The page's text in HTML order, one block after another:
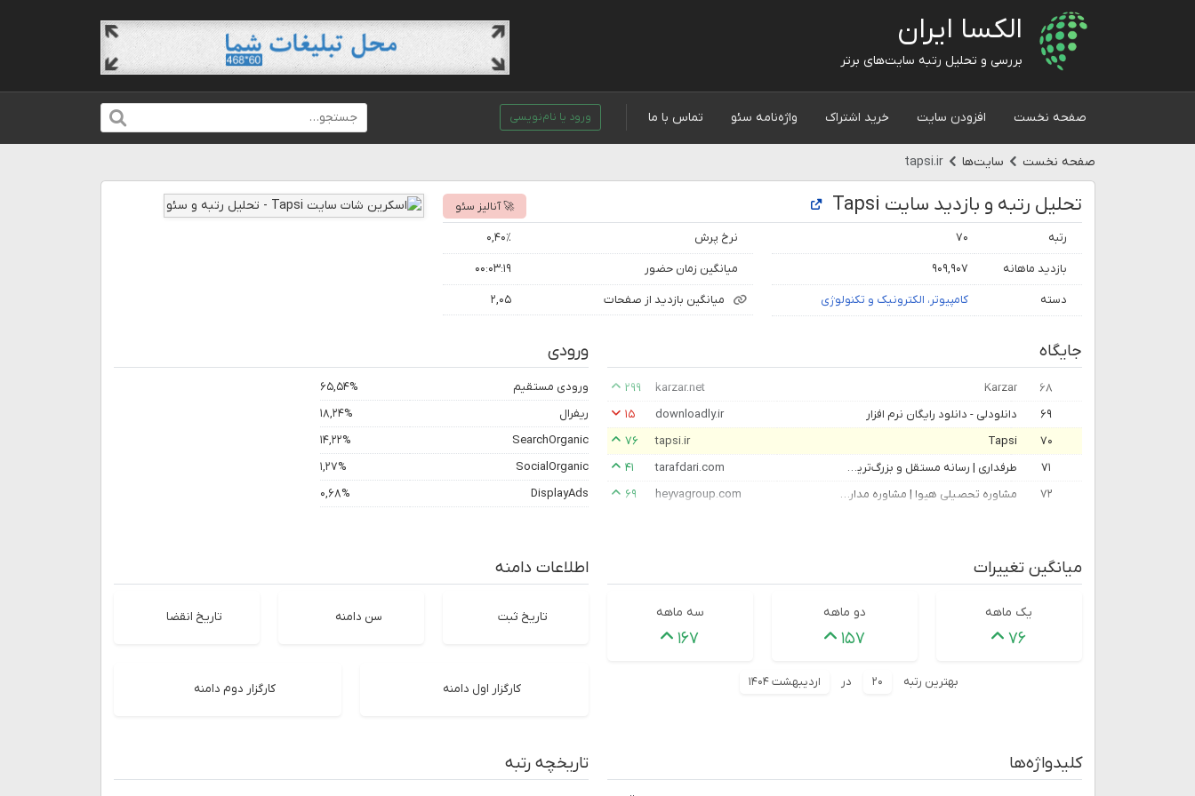
الکسا ایران
بررسی و تحلیل رتبه سایت‌های برتر
صفحه نخست افزودن سایت خرید اشتراک واژه‌نامه سئو تماس با ما ورود یا نام‌نویسی
صفحه نخست سایت‌ها tapsi.ir
تحلیل رتبه و بازدید سایت Tapsi 🚀 آنالیز سئو
رتبه ۷۰
بازدید ماهانه ۹۰۹,۹۰۷
دسته کامپیوتر، الکترونیک و تکنولوژی
نرخ پرش ۰,۴۰٪
میانگین زمان حضور ۰۰:۰۳:۱۹
میانگین بازدید از صفحات ۲,۰۵
جایگاه
۶۸ Karzar
karzar.net
۲۹۹
۶۹
دانلودلی - دانلود رایگان نرم افزار downloadly.ir
۱۵
۷۰
Tapsi
tapsi.ir
۷۶
۷۱
طرفداری | رسانه مستقل و بزرگ‌ترین شبکه اجتماعی ورزشی tarafdari.com
۴۱
۷۲
مشاوره تحصیلی هیوا | مشاوره مدارس , کنکور سراسری , ارشد و دکتری heyvagroup.com ۶۹
ورودی
ورودی مستقیم
۶۵,۵۴%
ریفرال
۱۸,۲۴%
SearchOrganic
۱۴,۲۲%
SocialOrganic
۱,۲۷%
DisplayAds
۰,۶۸%
میانگین تغییرات
یک ماهه
۷۶
دو ماهه
۱۵۷
سه ماهه
۱۶۷
بهترین رتبه ۲۰ در اردیبهشت ۱۴۰۴
اطلاعات دامنه
تاریخ ثبت سن دامنه تاریخ انقضا
کارگزار اول دامنه کارگزار دوم دامنه
کلیدواژه‌ها تاریخچه رتبه